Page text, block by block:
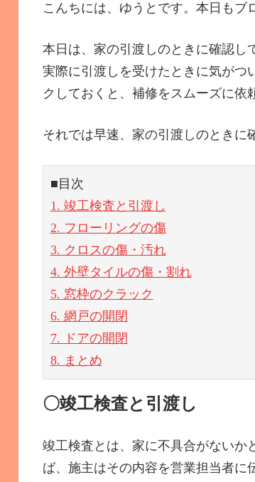
こんちには、ゆうとです。本日もブ
本日は、家の引渡しのときに確認し
実際に引渡しを受けたときに気がつ
クしておくと、補修をスムーズに依
それでは早速、家の引渡しのときに
■目次
1. 竣工検査と引渡し
2. フローリングの傷
3. クロスの傷・汚れ
4. 外壁タイルの傷・割れ
5. 窓枠のクラック
6. 網戸の開閉
7. ドアの開閉
8. まとめ
〇竣工検査と引渡し
竣工検査とは、家に不具合がないか
ば、施主はその内容を営業担当者に